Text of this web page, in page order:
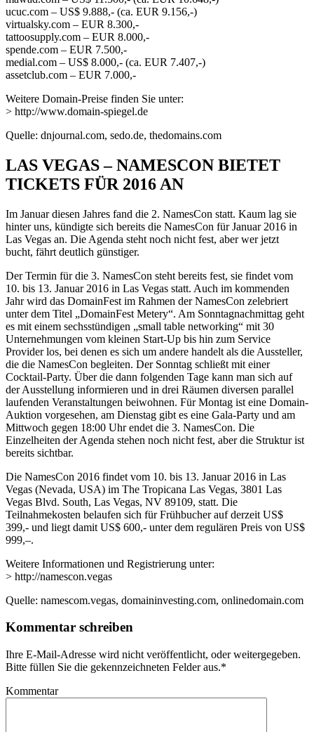
ucuc.com – US$ 9.888,- (ca. EUR 9.156,-)
virtualsky.com – EUR 8.300,-
tattoosupply.com – EUR 8.000,-
spende.com – EUR 7.500,-
medial.com – US$ 8.000,- (ca. EUR 7.407,-)
assetclub.com – EUR 7.000,-
Weitere Domain-Preise finden Sie unter:
> http://www.domain-spiegel.de
Quelle: dnjournal.com, sedo.de, thedomains.com
LAS VEGAS – NAMESCON BIETET
TICKETS FÜR 2016 AN
Im Januar diesen Jahres fand die 2. NamesCon statt. Kaum lag sie
hinter uns, kündigte sich bereits die NamesCon für Januar 2016 in
Las Vegas an. Die Agenda steht noch nicht fest, aber wer jetzt
bucht, fährt deutlich günstiger.
Der Termin für die 3. NamesCon steht bereits fest, sie findet vom
10. bis 13. Januar 2016 in Las Vegas statt. Auch im kommenden
Jahr wird das DomainFest im Rahmen der NamesCon zelebriert
unter dem Titel „DomainFest Metery“. Am Sonntagnachmittag geht
es mit einem sechsstündigen „small table networking“ mit 30
Unternehmungen vom kleinen Start-Up bis hin zum Service
Provider los, bei denen es sich um andere handelt als die Aussteller,
die die NamesCon begleiten. Der Sonntag schließt mit einer
Cocktail-Party. Über die dann folgenden Tage kann man sich auf
der Ausstellung informieren und in drei Räumen diversen parallel
laufenden Veranstaltungen beiwohnen. Für Montag ist eine Domain-
Auktion vorgesehen, am Dienstag gibt es eine Gala-Party und am
Mittwoch gegen 18:00 Uhr endet die 3. NamesCon. Die
Einzelheiten der Agenda stehen noch nicht fest, aber die Struktur ist
bereits sichtbar.
Die NamesCon 2016 findet vom 10. bis 13. Januar 2016 in Las
Vegas (Nevada, USA) im The Tropicana Las Vegas, 3801 Las
Vegas Blvd. South, Las Vegas, NV 89109, statt. Die
Teilnahmekosten belaufen sich für Frühbucher auf derzeit US$
399,- und liegt damit US$ 600,- unter dem regulären Preis von US$
999,–.
Weitere Informationen und Registrierung unter:
> http://namescon.vegas
Quelle: namescom.vegas, domaininvesting.com, onlinedomain.com
Kommentar schreiben
Ihre E-Mail-Adresse wird nicht veröffentlicht, oder weitergegeben.
Bitte füllen Sie die gekennzeichneten Felder aus.*
Kommentar